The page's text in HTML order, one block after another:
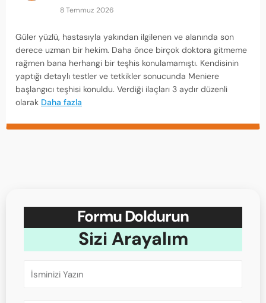
8 Temmuz 2026
Güler yüzlü, hastasıyla yakından ilgilenen ve alanında son
derece uzman bir hekim. Daha önce birçok doktora gitmeme
rağmen bana herhangi bir teşhis konulamamıştı. Kendisinin
yaptığı detaylı testler ve tetkikler sonucunda Meniere
başlangıcı teşhisi konuldu. Verdiği ilaçları 3 aydır düzenli
olarak Daha fazla
Formu Doldurun
Sizi Arayalım